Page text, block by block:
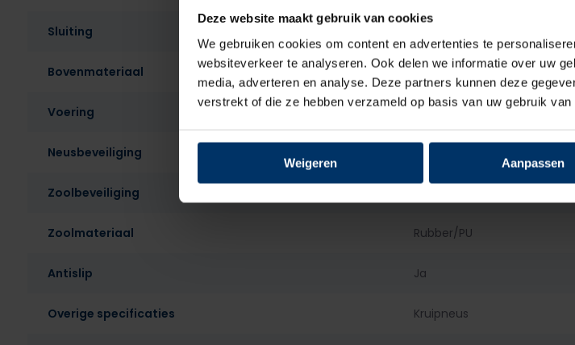
Deze website maakt gebruik van cookies
We gebruiken cookies om content en advertenties te
websiteverkeer te analyseren. Ook delen we informatie over uw
media, adverteren en analyse. Deze partners kunnen deze
verstrekt of die ze hebben verzameld op basis van uw gebruik
Weigeren Aanpassen
Sluiting
Bovenmateriaal Leder
Voering Textiel
Neusbeveiliging
Zoolbeveiliging
Zoolmateriaal Rubber/PU
Antislip Ja
Overige specificaties Kruipneus